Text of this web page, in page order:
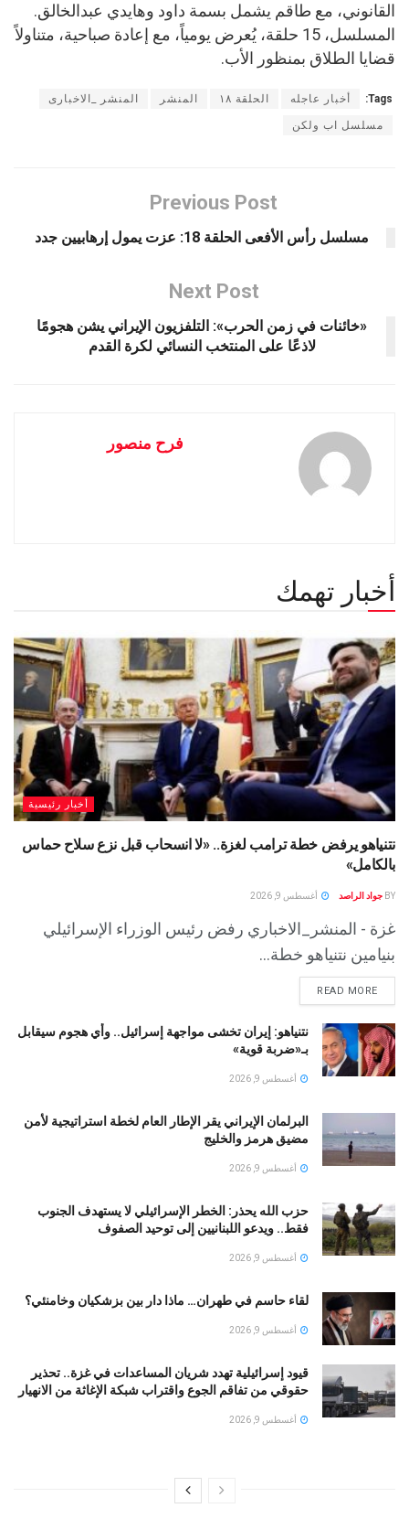
القانوني، مع طاقم يشمل بسمة داود وهايدي عبدالخالق.
المسلسل، 15 حلقة، يُعرض يومياً، مع إعادة صباحية، متناولاً
قضايا الطلاق بمنظور الأب.
Tags: أخبار عاجله الحلقة ١٨ المنشر المنشر _الاخبارى
مسلسل اب ولكن
Previous Post
مسلسل رأس الأفعى الحلقة 18: عزت يمول إرهابيين جدد
Next Post
«خائنات في زمن الحرب»: التلفزيون الإيراني يشن هجومًا
لاذعًا على المنتخب النسائي لكرة القدم
فرح منصور
أخبار تهمك
أخبار رئيسية
نتنياهو يرفض خطة ترامب لغزة.. «لا انسحاب قبل نزع سلاح حماس
بالكامل»
BY جواد الراصد أغسطس 9, 2026
غزة - المنشر_الاخباري رفض رئيس الوزراء الإسرائيلي
بنيامين نتنياهو خطة...
READ MORE
نتنياهو: إيران تخشى مواجهة إسرائيل.. وأي هجوم سيقابل
بـ«ضربة قوية»
أغسطس 9, 2026
البرلمان الإيراني يقر الإطار العام لخطة استراتيجية لأمن
مضيق هرمز والخليج
أغسطس 9, 2026
حزب الله يحذر: الخطر الإسرائيلي لا يستهدف الجنوب
فقط.. ويدعو اللبنانيين إلى توحيد الصفوف
أغسطس 9, 2026
لقاء حاسم في طهران… ماذا دار بين بزشكيان وخامنئي؟
أغسطس 9, 2026
قيود إسرائيلية تهدد شريان المساعدات في غزة.. تحذير
حقوقي من تفاقم الجوع واقتراب شبكة الإغاثة من الانهيار
أغسطس 9, 2026